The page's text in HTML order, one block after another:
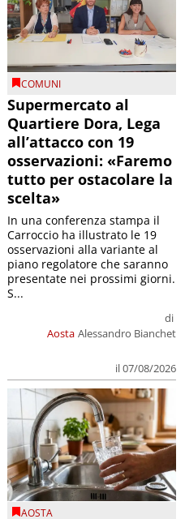
COMUNI
Supermercato al
Quartiere Dora, Lega
all’attacco con 19
osservazioni: «Faremo
tutto per ostacolare la
scelta»
Aosta
di
Alessandro Bianchet
il 07/08/2026
In una conferenza stampa il
Carroccio ha illustrato le 19
osservazioni alla variante al
piano regolatore che saranno
presentate nei prossimi giorni.
S...
AOSTA